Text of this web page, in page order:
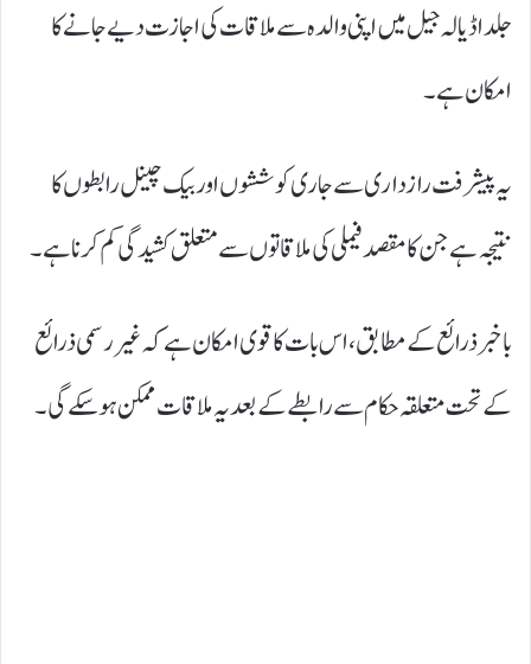
جلد اڈیالہ جیل میں اپنی والدہ سے ملاقات کی اجازت دیے جانے کا
امکان ہے۔
یہ پیشرفت رازداری سے جاری کوششوں اور بیک چینل رابطوں کا
نتیجہ ہے جن کا مقصد فیملی کی ملاقاتوں سے متعلق کشیدگی کم کرنا ہے۔
باخبر ذرائع کے مطابق، اس بات کا قوی امکان ہے کہ غیر رسمی ذرائع
کے تحت متعلقہ حکام سے رابطے کے بعد یہ ملاقات ممکن ہو سکے گی۔